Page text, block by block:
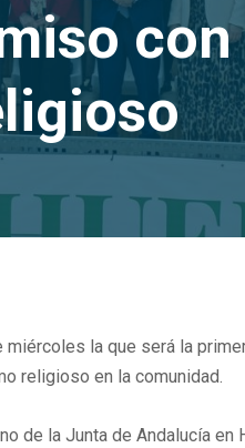
con
la que será la
religioso en la comunidad.
de la Junta de Andalucía